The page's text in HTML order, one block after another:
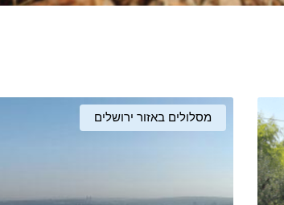
מסלולים באזור ירושלים